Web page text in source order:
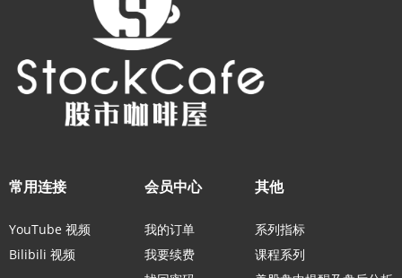
常用连接
YouTube 视频
Bilibili 视频
会员中心
我的订单
我要续费
其他
系列指标
课程系列